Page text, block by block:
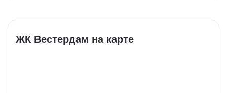
ЖК Вестердам на карте